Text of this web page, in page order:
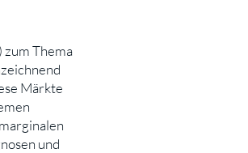
zum Thema
Märkte
und